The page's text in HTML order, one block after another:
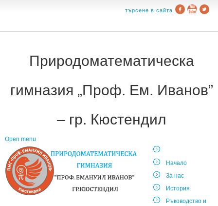
търсене в сайта
Природоматематическа
гимназия „Проф. Ем. Иванов”
– гр. Кюстендил
Open menu
Начало
За нас
История
Ръководство и